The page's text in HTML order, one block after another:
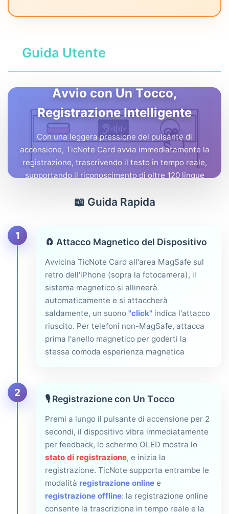
Guida Utente
Avvio con Un Tocco,
Registrazione Intelligente
Con una leggera pressione del pulsante di
accensione, TicNote Card avvia immediatamente la
registrazione, trascrivendo il testo in tempo reale,
supportando il riconoscimento di oltre 120 lingue
📖 Guida Rapida
1
🧲 Attacco Magnetico del Dispositivo
Avvicina TicNote Card all'area MagSafe sul
retro dell'iPhone (sopra la fotocamera), il
sistema magnetico si allineerà
automaticamente e si attaccherà
saldamente, un suono "click" indica l'attacco
riuscito. Per telefoni non-MagSafe, attacca
prima l'anello magnetico per goderti la
stessa comoda esperienza magnetica
2
🎙️ Registrazione con Un Tocco
Premi a lungo il pulsante di accensione per 2
secondi, il dispositivo vibra immediatamente
per feedback, lo schermo OLED mostra lo
stato di registrazione, e inizia la
registrazione. TicNote supporta entrambe le
modalità registrazione online e
registrazione offline: la registrazione online
consente la trascrizione in tempo reale e la